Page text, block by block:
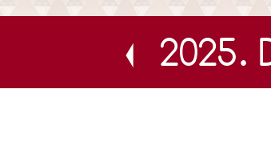
2025.